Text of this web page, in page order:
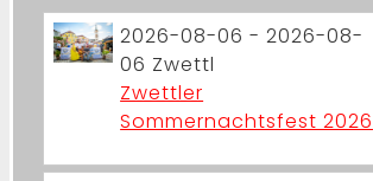
2026-08-06 - 2026-08-
06 Zwettl
Zwettler
Sommernachtsfest 2026